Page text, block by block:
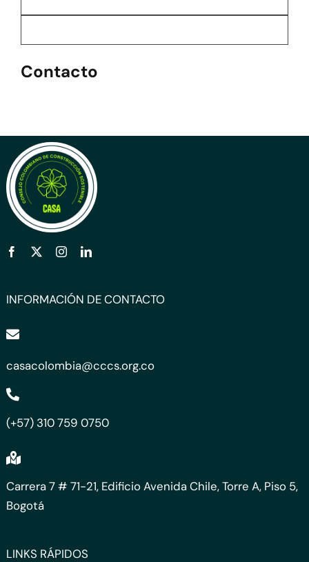
Contacto
INFORMACIÓN DE CONTACTO
casacolombia@cccs.org.co
(+57) 310 759 0750
Carrera 7 # 71-21, Edificio Avenida Chile, Torre A, Piso 5,
Bogotá
LINKS RÁPIDOS